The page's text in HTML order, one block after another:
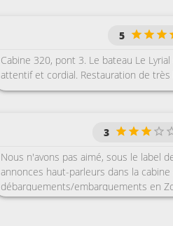
5
Cabine 320, pont 3. Le bateau Le
attentif et cordial. Restauration de très
3
Nous n'avons pas aimé, sous le label
annonces haut-parleurs dans la
débarquements/embarquements en
discipline de type maitresse d'école :